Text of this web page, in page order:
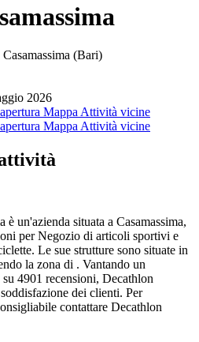
(Bari)
2026
Mappa Attività vicine
Mappa Attività vicine
è un'azienda situata a Casamassima,
per Negozio di articoli sportivi e
Le sue strutture sono situate in
la zona di . Vantando un
4901 recensioni, Decathlon
dei clienti. Per
contattare Decathlon